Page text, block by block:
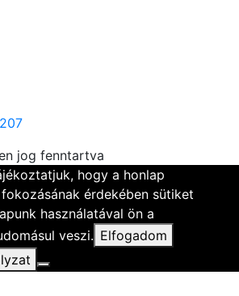
jog fenntartva
hogy a honlap
érdekében sütiket
használatával ön a
veszi. Elfogadom